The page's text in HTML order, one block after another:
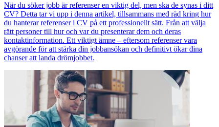
När du söker jobb är referenser en viktig del, men ska de synas i ditt
CV? Detta tar vi upp i denna artikel, tillsammans med råd kring hur
du hanterar referenser i CV på ett professionellt sätt. Från att välja
rätt personer till hur och var du presenterar dem och deras
kontaktinformation. Ett viktigt ämne – eftersom referenser vara
avgörande för att stärka din jobbansökan och definitivt ökar dina
chanser att landa drömjobbet.